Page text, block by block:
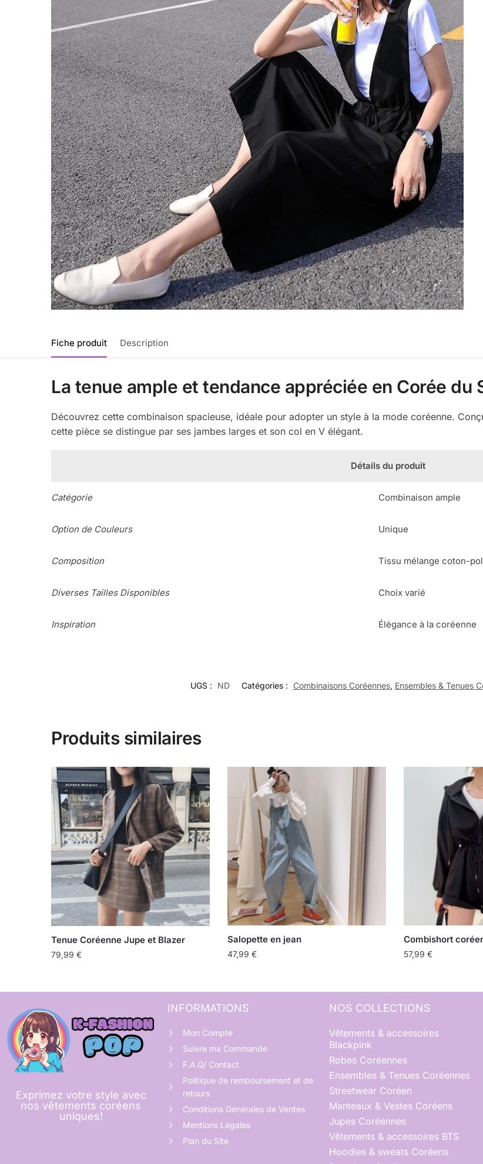
Fiche produit Description
La tenue ample et tendance appréciée en Corée du
Découvrez cette combinaison spacieuse, idéale pour adopter un style à la mode coréenne.
cette pièce se distingue par ses jambes larges et son col en V élégant.
Détails du produit
Catégorie Combinaison ample
Option de Couleurs Unique
Composition Tissu mélange coton-
Diverses Tailles Disponibles Choix varié
Inspiration Élégance à la coréenne
UGS : ND Catégories : Combinaisons Coréennes, Ensembles & Tenues
Produits similaires
Tenue Coréenne Jupe et Blazer
79,99€
Salopette en jean
47,99 €
Combishort
57,99 €
Exprimez votre style avec
nos vêtements coréens
uniques!
INFORMATIONS
Mon Compte
Suivre ma Commande
F.A.Q/ Contact
Politique de remboursement et de
retours
Conditions Générales de Ventes
Mentions Légales
Plan du Site
NOS COLLECTIONS
Vêtements & accessoires
Blackpink
Robes Coréennes
Ensembles & Tenues Coréennes
Streetwear Coréen
Manteaux & Vestes Coréens
Jupes Coréennes
Vêtements & accessoires BTS
Hoodies & sweats Coréens